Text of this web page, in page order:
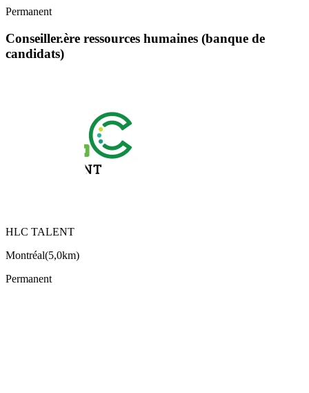
Permanent
Conseiller.ère ressources humaines (banque de
candidats)
HLC TALENT
Montréal(5,0km)
Permanent